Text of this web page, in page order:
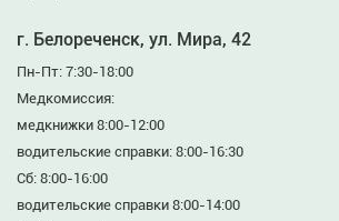
г. Белореченск, ул. Мира, 42
Пн-Пт: 7:30-18:00
Медкомиссия:
медкнижки 8:00-12:00
водительские справки: 8:00-16:30
Сб: 8:00-16:00
водительские справки 8:00-14:00